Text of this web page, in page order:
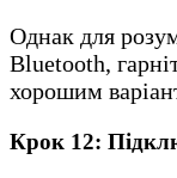
Однак для
Bluetooth,
хорошим
Крок 12: